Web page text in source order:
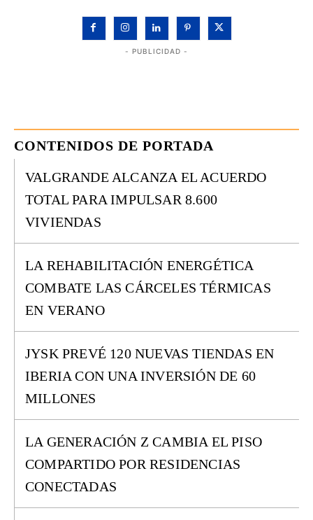
- PUBLICIDAD -
CONTENIDOS DE PORTADA
VALGRANDE ALCANZA EL ACUERDO
TOTAL PARA IMPULSAR 8.600
VIVIENDAS
LA REHABILITACIÓN ENERGÉTICA
COMBATE LAS CÁRCELES TÉRMICAS
EN VERANO
JYSK PREVÉ 120 NUEVAS TIENDAS EN
IBERIA CON UNA INVERSIÓN DE 60
MILLONES
LA GENERACIÓN Z CAMBIA EL PISO
COMPARTIDO POR RESIDENCIAS
CONECTADAS